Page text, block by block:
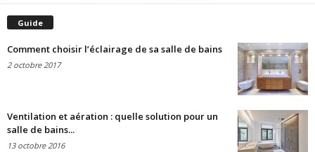
Guide
Comment choisir l’éclairage de sa salle de bains
2 octobre 2017
Ventilation et aération : quelle solution pour un
salle de bains...
13 octobre 2016